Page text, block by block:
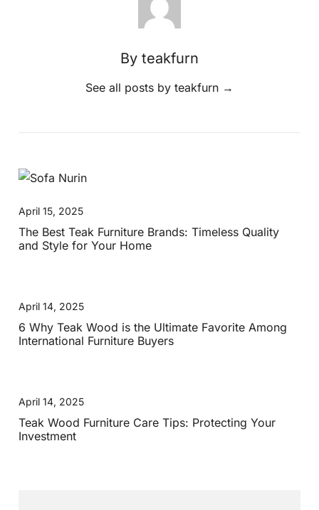
By teakfurn
See all posts by teakfurn →
April 15, 2025
The Best Teak Furniture Brands: Timeless Quality
and Style for Your Home
April 14, 2025
6 Why Teak Wood is the Ultimate Favorite Among
International Furniture Buyers
April 14, 2025
Teak Wood Furniture Care Tips: Protecting Your
Investment